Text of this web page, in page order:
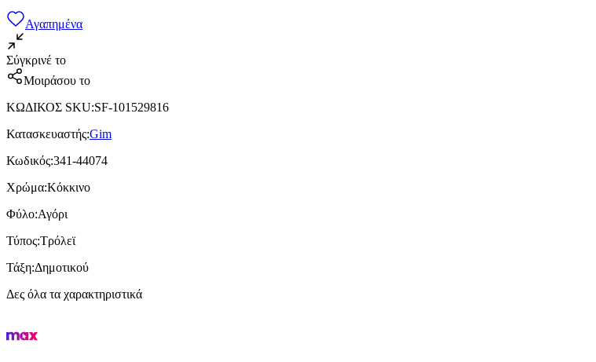
Αγαπημένα
Σύγκρινέ το
Μοιράσου το
ΚΩΔΙΚΟΣ SKU:SF-101529816
Κατασκευαστής:Gim
Κωδικός:341-44074
Χρώμα:Κόκκινο
Φύλο:Αγόρι
Τύπος:Τρόλεϊ
Τάξη:Δημοτικού
Δες όλα τα χαρακτηριστικά